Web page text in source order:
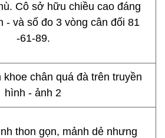
Cô sở hữu chiều cao đáng
- và số đo 3 vòng cân đối 81
-61-89.
thon gọn, mảnh dẻ nhưng